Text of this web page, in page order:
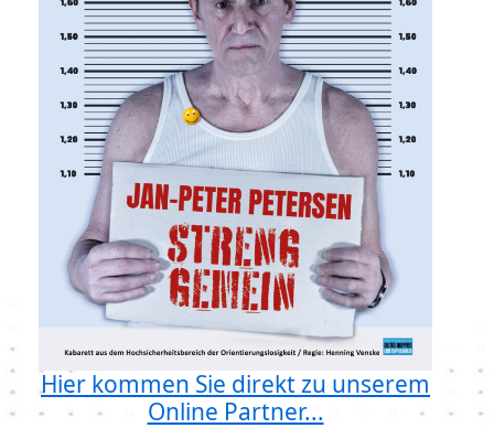
Hier kommen Sie direkt zu unserem
Online Partner...